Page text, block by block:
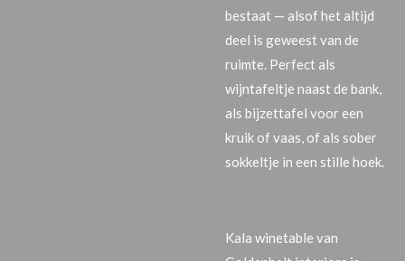
bestaat — alsof het altijd
deel is geweest van de
ruimte. Perfect als
wijntafeltje naast de bank,
als bijzettafel voor een
kruik of vaas, of als sober
sokkeltje in een stille hoek.
Kala winetable van